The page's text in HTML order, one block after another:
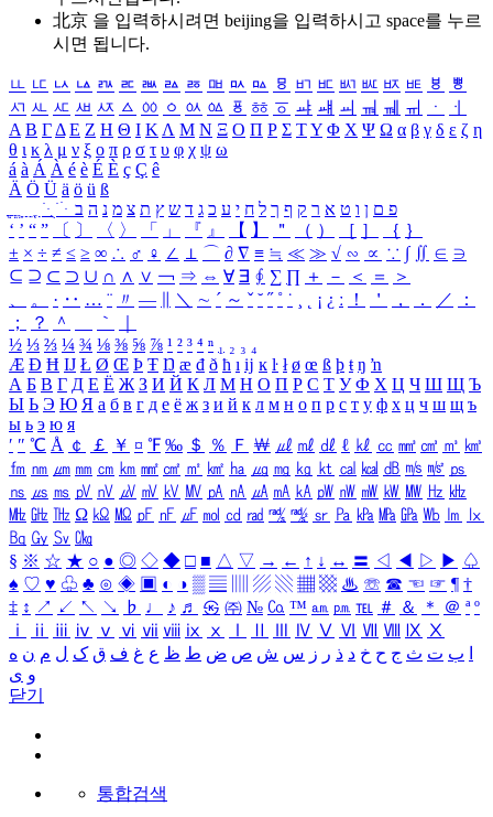
北京 을 입력하시려면 beijing을 입력하시고 space를 누르
시면 됩니다.
ㅥ ㅦ ㅧ ㅨ ㅩ ㅪ ㅫ ㅬ ㅭ ㅮ ㅯ ㅰ ㅱ ㅲ ㅳ ㅴ ㅵ ㅶ ㅷ ㅸ
ㅹ
ㅺ ㅻ ㅼ ㅽ ㅾ ㅿ ㆀ ㆁ ㆂ ㆃ ㆄ ㆅ ㆆ ㆇ ㆈ ㆉ ㆊ ㆋ ㆌ ㆍ
ㆎ
Α Β ΓΔ Ε Ζ Η Θ Ι ΚΛ Μ Ν Ξ Ο Π Ρ Σ ΤΥ Φ Χ Ψ Ω α β γ δ ε ζ η
θ ι κ λ μ ν ξ ο π ρ σ τ υ φ χ ψ ω
á à Á À é è É È ç Ç ê
Ä Ö Ü ä ö ü ß
ִֶֹ ֻּ ׁׂ פ ם ן ו ט א ר ק ף ך ל ח י ע כ ג ד ש ץ ת צ מ נ ה ב
‘ ’ “ ” 〔 〕 〈 〉 「 」 『 』 【 】 ＂ （ ） ［ ］ ｛ ｝
± × ÷ ≠ ≤ ≥ ∞ ∴ ♂ ♀ ∠ ⊥ ⌒ ∂ ∇ ≡ ≒ ≪ ≫ √ ∽ ∝ ∵ ∫ ∬ ∈ ∋
⊆ ⊇ ⊂ ⊃ ∪ ∩ ∧ ∨ ￢ ⇒ ⇔ ∀ ∃ ∮ ∑ ∏ ＋ － ＜ ＝
＞
、
。 · ‥ … ¨ 〃 ― ＼ ∼ ´ ～ ˇ ˘ ˝ ˚ ˙ ¸ ¡ ¿ ː ！ ＇ ， ． ／
：
；
？ ＾ ｀
½ ⅓ ⅔ ¼ ¾ ⅛ ⅜ ⅝ ⅞ ¹ ² ³ ⁴ ⁿ ₁ ₂ ₃ ₄
Æ Ð Ħ Ĳ Ł Ø Œ Þ Ŧ Ŋ æ đ ð ħ ı ĳ ĸ ŀ ł ø œ ß þ ŧ ŋ ŉ
А Б В Г Д Е Ё Ж З И Й К Л М Н О П Р С Т У Ф Х Ц Ч Ш Щ Ъ
Ы Ь Э Ю Я а б в г д е ё ж з и й к л м н о п р с т у ф х ц ч ш щ ъ
ы ь э ю я
′ ″ ℃ Å ￠ ￡ ￥ ¤ ℉ ‰ ＄ ％ Ｆ ￦ ㎕ ㎖ ㎗ ℓ ㎘ ㏄ ㎣ ㎤ ㎥ ㎦
㎙ ㎚ ㎛ ㎜ ㎝ ㎞ ㎟ ㎠ ㎡ ㎢ ㏊ ㎍ ㎎ ㎏ ㏏ ㎈ ㎉ ㏈ ㎧ ㎨ ㎰
㎱ ㎲ ㎳ ㎴ ㎵ ㎶ ㎷ ㎸ ㎹ ㎀ ㎁ ㎂ ㎃ ㎄ ㎺ ㎻ ㎽ ㎾ ㎿ ㎐ ㎑
㎒ ㎓ ㎔ Ω ㏀ ㏁ ㎊ ㎋ ㎌ ㏖ ㏅ ㎭ ㎮ ㎯ ㏛ ㎩ ㎪ ㎫ ㎬ ㏝ ㏐
㏓
㏃ ㏉ ㏜ ㏆
§ ※ ☆ ★ ○ ● ◎ ◇ ◆ □ ■ △ ▽ → ← ↑ ↓ ↔ 〓 ◁ ◀ ▷ ▶ ♤
♠ ♡ ♥ ♧ ♣ ⊙ ◈ ▣ ◐ ◑ ▒ ▤ ▨ ▧ ▦ ▩ ♨ ☏ ☎ ☜ ☞ ¶ †
‡ ↕ ↗ ↙ ↖ ↘ ♭ ♩ ♪ ♬ ㉿ ㈜ № ㏇ ™ ㏂ ㏘ ℡ ＃ ＆ ＊ ＠ ª º
ⅰ
ⅱ ⅲ ⅳ ⅴ ⅵ ⅶ ⅷ ⅸ ⅹ Ⅳ Ⅴ Ⅵ Ⅶ Ⅷ Ⅸ Ⅹ
ب ت ث ج ح خ د ذ ر ز س ش ص ض ط ظ ع غ ف ق ک ل م ن ه
و ی
닫기
통합검색